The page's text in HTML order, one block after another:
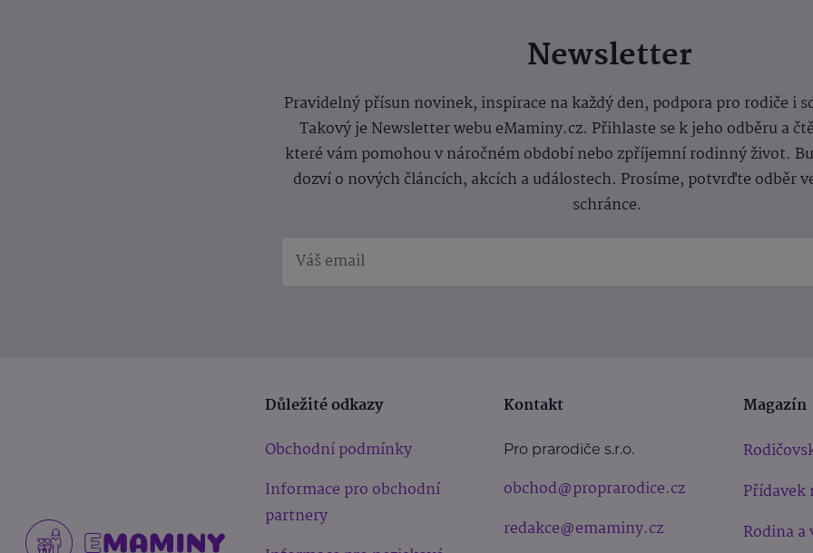
Newsletter
Pravidelný přísun novinek, inspirace na každý den, podpora pro rodiče i
Takový je Newsletter webu eMaminy.cz. Přihlaste se k jeho odběru a
které vám pomohou v náročném období nebo zpříjemní rodinný život.
dozví o nových článcích, akcích a událostech. Prosíme, potvrďte odběr
schránce.
Důležité odkazy
Obchodní podmínky
Informace pro obchodní
partnery
Kontakt
Pro prarodiče s.r.o.
obchod@proprarodice.cz
redakce@emaminy.cz
Magazín
Přídavek
Rodina a